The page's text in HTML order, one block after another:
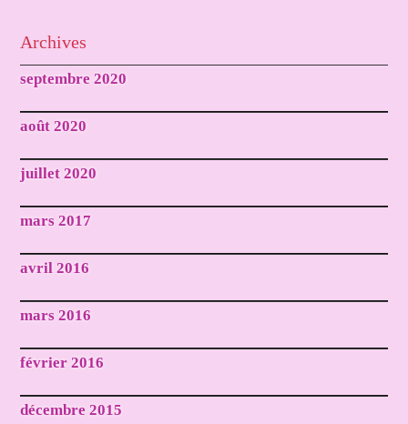
Archives
septembre 2020
août 2020
juillet 2020
mars 2017
avril 2016
mars 2016
février 2016
décembre 2015